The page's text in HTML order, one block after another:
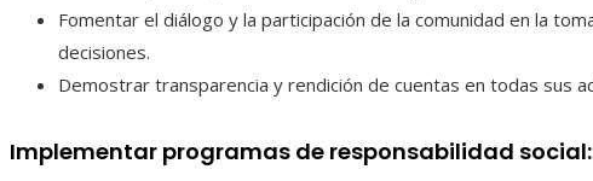
Fomentar el diálogo y la participación de la comunidad en la
decisiones.
Demostrar transparencia y rendición de cuentas en todas sus
Implementar programas de responsabilidad social: